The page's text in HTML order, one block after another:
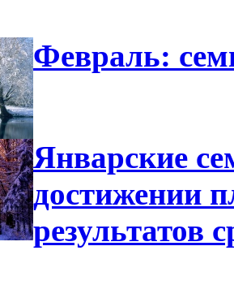
Февраль:
Январские
достижении